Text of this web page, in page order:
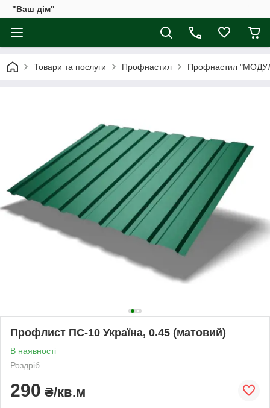
"Ваш дім"
Товари та послуги Профнастил Профнастил
Профлист ПС-10 Україна, 0.45 (матовий)
В наявності
Роздріб
290 ₴/кв.м